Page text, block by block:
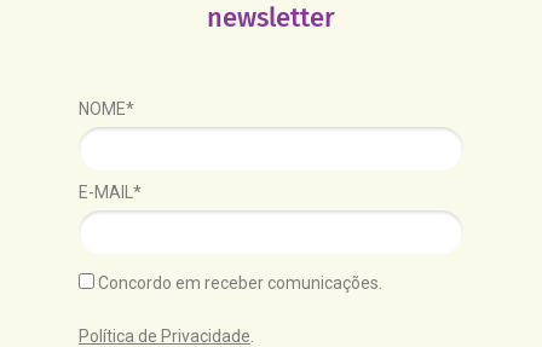
newsletter
NOME*
E-MAIL*
Concordo em receber comunicações.
Política de Privacidade